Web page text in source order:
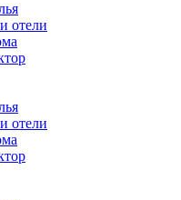
отели
отели